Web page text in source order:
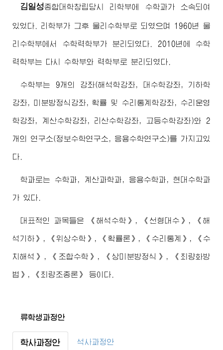
김일성종합대학창립당시 리학부에 수학과가 소속되여
있었다. 리학부가 그후 물리수학부로 되였으며 1960년 물
리수학부에서 수학력학부가 분리되였다. 2010년에 수학
력학부는 다시 수학부와 력학부로 분리되였다.
수학부는 9개의 강좌(해석학강좌, 대수학강좌, 기하학
강좌, 미분방정식강좌, 확률 및 수리통계학강좌, 수리운영
학강좌, 계산수학강좌, 리산수학강좌, 고등수학강좌)와 2
개의 연구소(정보수학연구소, 응용수학연구소)를 가지고있
다.
학과로는 수학과, 계산과학과, 응용수학과, 현대수학과
가 있다.
대표적인 과목들은 《해석수학》, 《선형대수》, 《해
석기하》, 《위상수학》, 《확률론》, 《수리통계》, 《수
치해석》, 《조합수학》, 《상미분방정식》, 《최량화방
법》, 《최량조종론》 등이다.
류학생과정안
학사과정안 석사과정안